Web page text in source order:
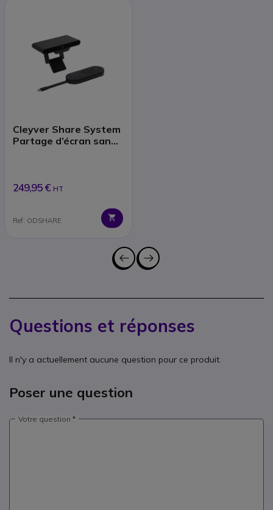
Cleyver Share System
Partage d’écran sans
249,95 € HT
Ref: ODSHARE
Questions et réponses
Il n'y a actuellement aucune question pour ce produit.
Poser une question
Votre question